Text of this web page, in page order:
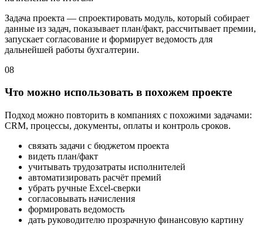
Задача проекта — спроектировать модуль, который собирает
данные из задач, показывает план/факт, рассчитывает премии,
запускает согласование и формирует ведомость для
дальнейшей работы бухгалтерии.
08
Что можно использовать в похожем проекте
Подход можно повторить в компаниях с похожими задачами:
CRM, процессы, документы, оплаты и контроль сроков.
связать задачи с бюджетом проекта
видеть план/факт
учитывать трудозатраты исполнителей
автоматизировать расчёт премий
убрать ручные Excel-сверки
согласовывать начисления
формировать ведомость
дать руководителю прозрачную финансовую картину